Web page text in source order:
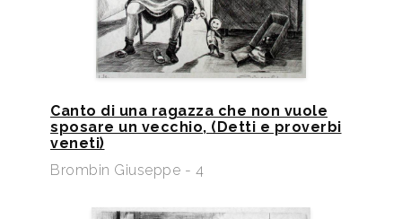
Canto di una ragazza che non vuole
sposare un vecchio, (Detti e proverbi
veneti)
Brombin Giuseppe - 4